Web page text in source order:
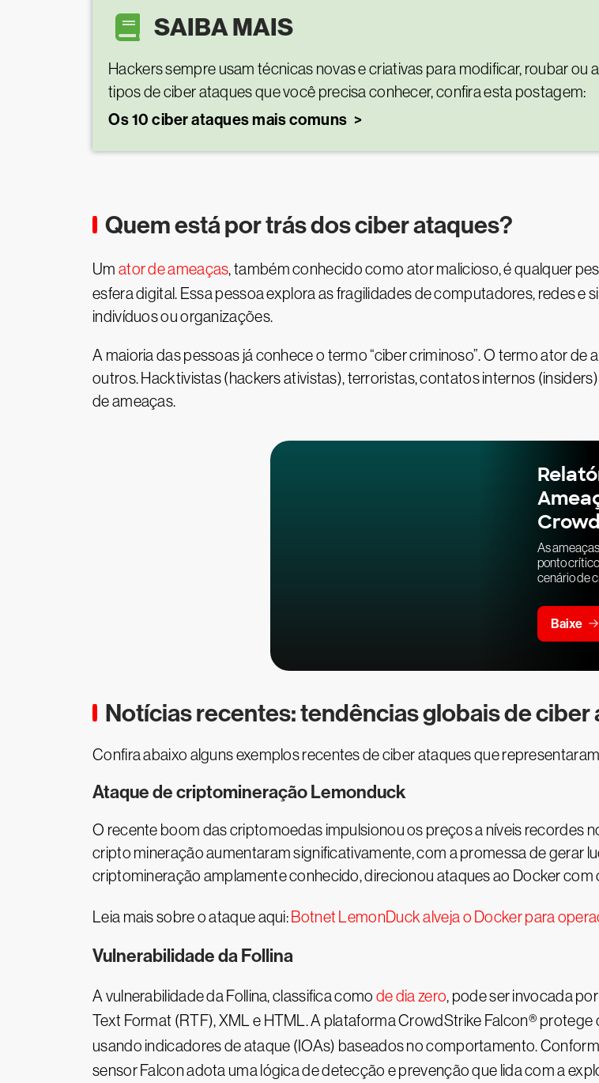
SAIBA MAIS
Hackers sempre usam técnicas novas e criativas para modificar, roubar
tipos de ciber ataques que você precisa conhecer, confira esta postagem:
Os 10 ciber ataques mais comuns
Quem está por trás dos ciber ataques?
Um ator de ameaças, também conhecido como ator malicioso, é qualquer
esfera digital. Essa pessoa explora as fragilidades de computadores, redes e
indivíduos ou organizações.
A maioria das pessoas já conhece o termo “ciber criminoso”. O termo ator
outros. Hacktivistas (hackers ativistas), terroristas, contatos internos
de ameaças.
As
ponto
cenário de
Baixe
Notícias recentes: tendências globais de ciber
Confira abaixo alguns exemplos recentes de ciber ataques que
Ataque de criptomineração Lemonduck
O recente boom das criptomoedas impulsionou os preços a níveis recordes
cripto mineração aumentaram significativamente, com a promessa de gerar
criptomineração amplamente conhecido, direcionou ataques ao Docker
Leia mais sobre o ataque aqui: Botnet LemonDuck alveja o Docker para
Vulnerabilidade da Follina
A vulnerabilidade da Follina, classifica como de dia zero, pode ser invocada
Text Format (RTF), XML e HTML. A plataforma CrowdStrike Falcon®
usando indicadores de ataque (IOAs) baseados no comportamento.
sensor Falcon adota uma lógica de detecção e prevenção que lida com a